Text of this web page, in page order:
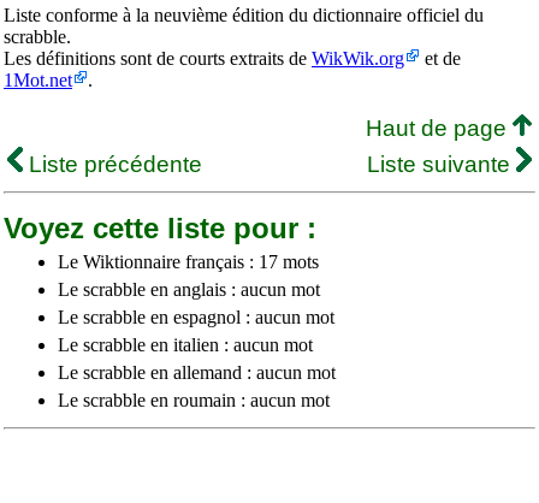
Liste conforme à la neuvième édition du dictionnaire officiel du
scrabble.
Les définitions sont de courts extraits de WikWik.org
et de
1Mot.net
.
Haut de page
Liste précédente
Liste suivante
Voyez cette liste pour :
Le Wiktionnaire français : 17 mots
Le scrabble en anglais : aucun mot
Le scrabble en espagnol : aucun mot
Le scrabble en italien : aucun mot
Le scrabble en allemand : aucun mot
Le scrabble en roumain : aucun mot